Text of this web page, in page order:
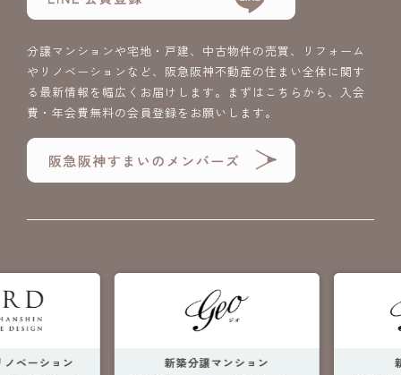
分譲マンションや宅地・戸建、中古物件の売買、リフォーム
やリノベーションなど、阪急阪神不動産の住まい全体に関す
る最新情報を幅広くお届けします。まずはこちらから、入会
費・年会費無料の会員登録をお願いします。
ーション 新築分譲マンション 新